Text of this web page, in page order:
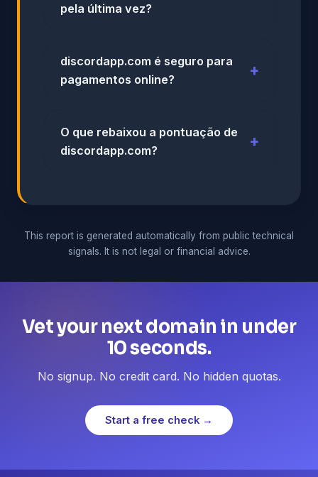
pela última vez?
discordapp.com é seguro para
pagamentos online?
O que rebaixou a pontuação de
discordapp.com?
This report is generated automatically from public technical
signals. It is not legal or financial advice.
Vet your next domain in under
10 seconds.
No signup. No credit card. No hidden quotas.
Start a free check →